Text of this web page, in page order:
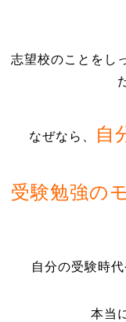
志望校のことをし
なぜなら、 自
受験勉強の
自分の受験時
本当